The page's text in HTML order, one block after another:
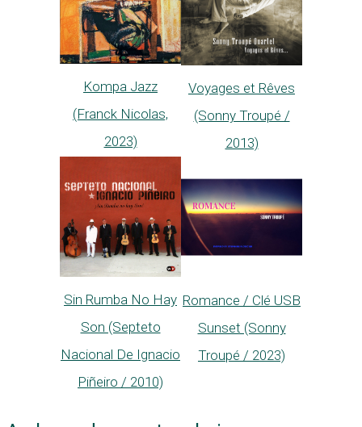
Kompa Jazz
(Franck Nicolas,
2023)
Voyages et Rêves
(Sonny Troupé /
2013)
Sin Rumba No Hay
Son (Septeto
Nacional De Ignacio
Piñeiro / 2010)
Romance / Clé USB
Sunset (Sonny
Troupé / 2023)